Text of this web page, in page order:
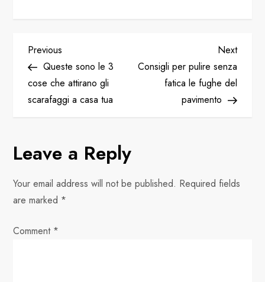
P
o
s
n
a
v
Previous
Post
Previous
Queste sono le 3
cose che attirano gli
scarafaggi a casa tua
Next
Post
Next
Consigli per pulire senza
fatica le fughe del
pavimento
Leave a Reply
Your email address will not be published. Required fields
are marked *
Comment *